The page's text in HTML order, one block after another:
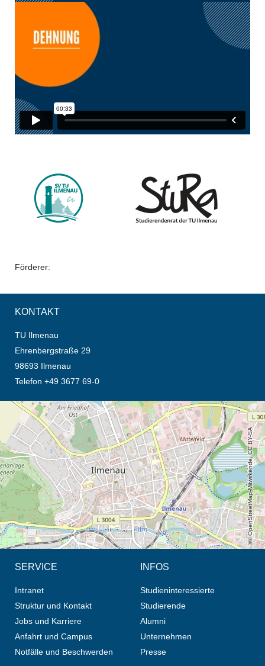
Förderer:
KONTAKT
TU Ilmenau
Ehrenbergstraße 29
98693 Ilmenau
Telefon +49 3677 69-0
Öffnet die Anfahrtsbeschreibung in neuem Tab (Karte)
© OpenStreetMap-Mitwirkende, CC BY-SA
SERVICE
Intranet
Struktur und Kontakt
Jobs und Karriere
Anfahrt und Campus
Notfälle und Beschwerden
INFOS
Studieninteressierte
Studierende
Alumni
Unternehmen
Presse